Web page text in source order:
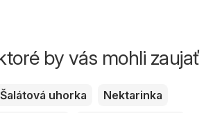
by vás mohli zaujať
Šalátová uhorka
Nektarinka